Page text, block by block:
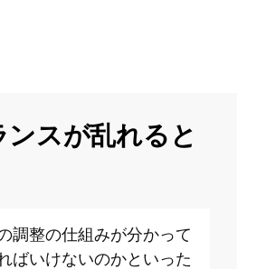
スが乱れると
調整の仕組みが分かって
ばいけないのかといった